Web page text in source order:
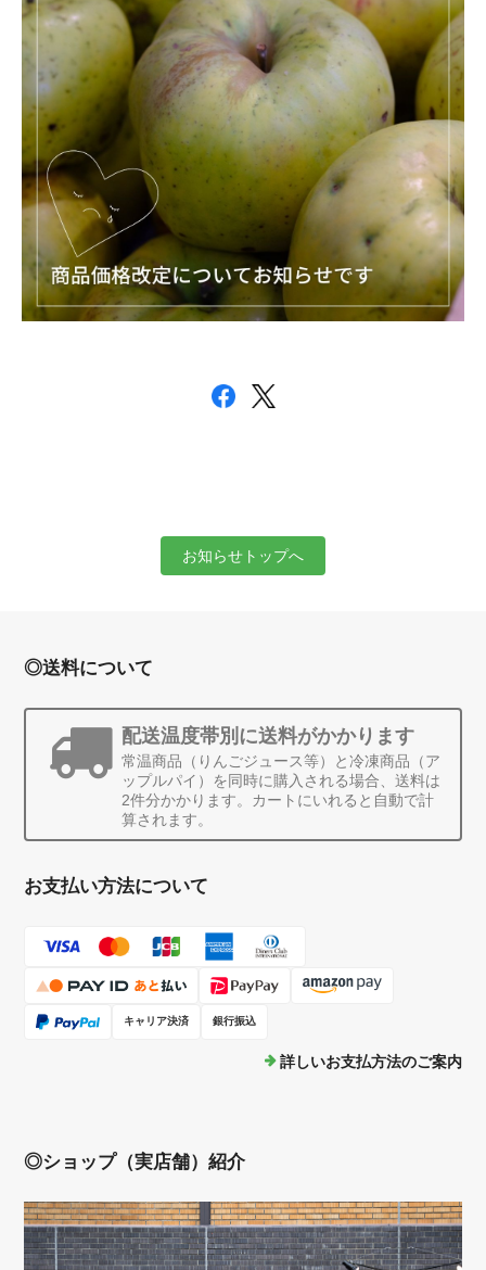
お知らせトップへ
◎送料について
配送温度帯別に送料がかかります
常温商品（りんごジュース等）と冷凍商品（ア
ップルパイ）を同時に購入される場合、送料は
2件分かかります。カートにいれると自動で計
算されます。
お支払い方法について
キャリア決済 銀行振込
詳しいお支払方法のご案内
◎ショップ（実店舗）紹介